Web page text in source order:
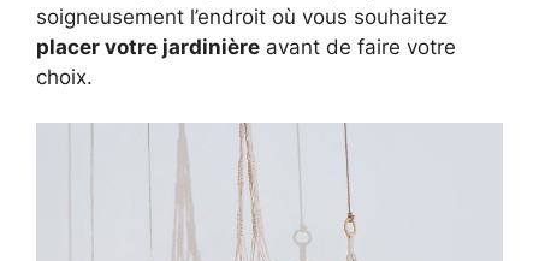
soigneusement l’endroit où vous souhaitez
placer votre jardinière avant de faire votre
choix.